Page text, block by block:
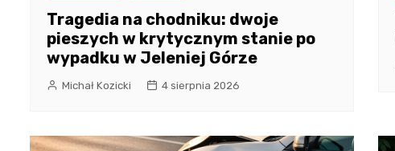
Tragedia na chodniku: dwoje
pieszych w krytycznym stanie po
wypadku w Jeleniej Górze
Michał Kozicki 4 sierpnia 2026